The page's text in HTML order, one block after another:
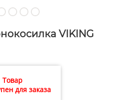
VIKING
Товар
для заказа